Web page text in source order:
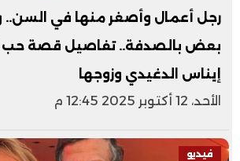
رجل أعمال وأصغر منها في السن..
بعض بالصدفة.. تفاصيل قصة حب
إيناس الدغيدي وزوجها
الأحد، 12 أكتوبر 2025 12:45 م
فيديو